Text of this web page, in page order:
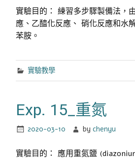
實驗目的： 練習多步驟製備法，
應、乙醯化反應、 硝化反應和水
苯胺。
實驗教學
Exp. 15_重氮
2020-03-10 bychenyu
實驗目的： 應用重氮鹽